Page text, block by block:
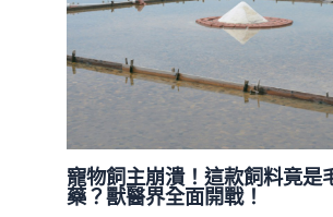
寵物飼主崩潰！這款飼料竟是
藥？獸醫界全面開戰！